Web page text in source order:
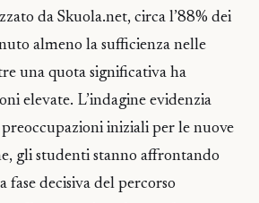
da Skuola.net, circa l’88% dei
almeno la sufficienza nelle
una quota significativa ha
elevate. L’indagine evidenzia
iniziali per le nuove
gli studenti stanno affrontando
fase decisiva del percorso